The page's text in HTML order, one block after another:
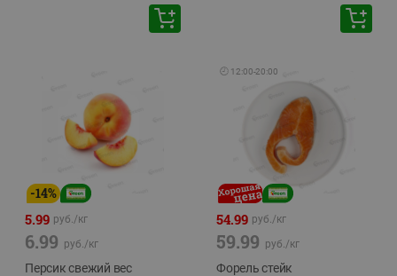
-14%
5.99 руб./кг
6.99 руб./кг
Персик свежий вес
🕘 12:00-20:00
54.99 руб./кг
59.99 руб./кг
Форель стейк